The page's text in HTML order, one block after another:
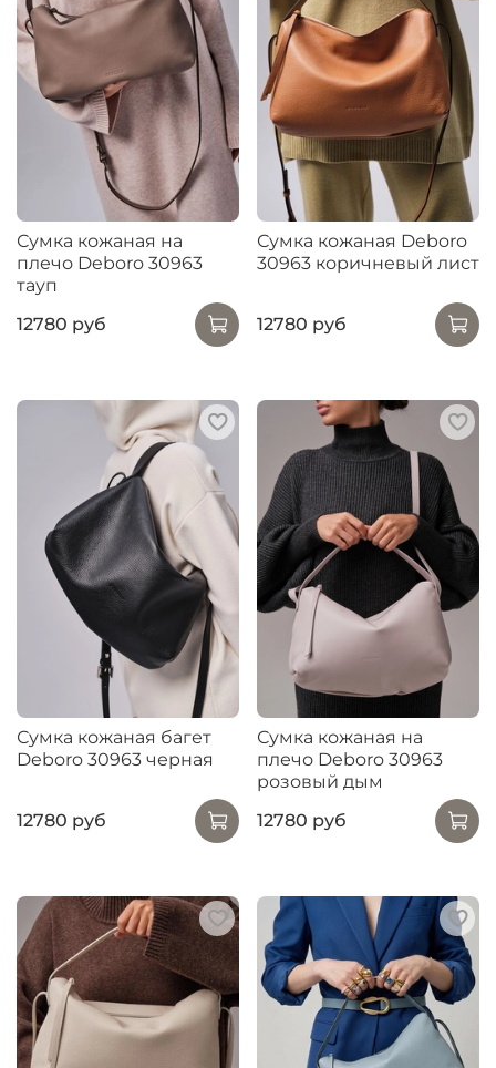
Сумка кожаная на
плечо Deboro 30963
тауп
12780 руб
Сумка кожаная Deboro
30963 коричневый лист
12780 руб
Сумка кожаная багет
Deboro 30963 черная
12780 руб
Сумка кожаная на
плечо Deboro 30963
розовый дым
12780 руб